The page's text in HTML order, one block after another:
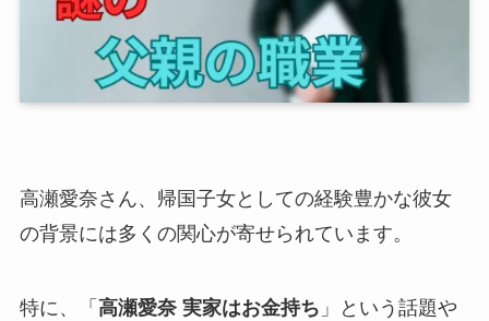
高瀬愛奈さん、帰国子女としての経験豊かな彼女
の背景には多くの関心が寄せられています。
特に、「 高瀬愛奈 実家はお金持ち 」という話題や